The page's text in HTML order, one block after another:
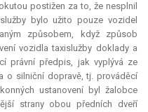
postižen za to, že nesplnil
bylo užito pouze vozidel
způsobem, když způsob
vozidla taxislužby doklady a
právní předpis, jak vyplývá ze
o silniční dopravě, tj. prováděcí
ustanovení byl žalobce
strany obou předních dveří